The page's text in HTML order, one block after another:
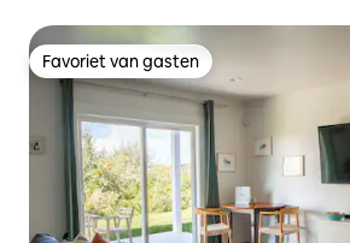
Favoriet van gasten
Favoriet van gasten